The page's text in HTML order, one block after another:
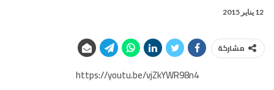
12 يناير 2015
مشاركة
https://youtu.be/vjZkYWR98n4